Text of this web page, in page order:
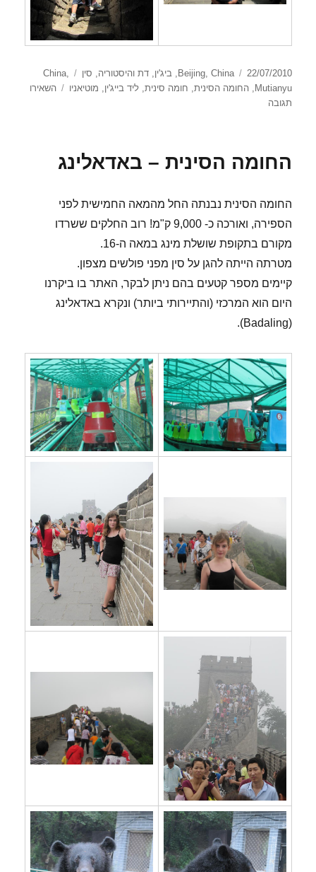
פורסם
בתאריך
22/07/2010 קטגוריותBeijing, China
,ביג'ין,דת והיסטוריה, סין תגיות
China,
Mutianyu
,החומה הסינית, חומה סינית,ליד בייג'ין, מוטיאניו
השאירו
תגובה
החומה הסינית – באדאלינג
החומה הסינית נבנתה החל מהמאה החמישית לפני
הספירה, ואורכה כ- 9,000 ק"מ! רוב החלקים ששרדו
מקורם בתקופת שושלת מינג במאה ה-16.
מטרתה הייתה להגן על סין מפני פולשים מצפון.
קיימים מספר קטעים בהם ניתן לבקר, האתר בו ביקרנו
היום הוא המרכזי (והתיירותי ביותר) ונקרא באדאלינג
(Badaling).